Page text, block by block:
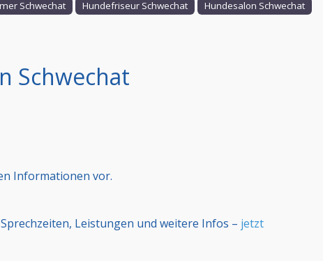
Schwechat Hundefriseur Schwechat Hundesalon Schwechat
Schwechat
Informationen vor.
Leistungen und weitere Infos – jetzt